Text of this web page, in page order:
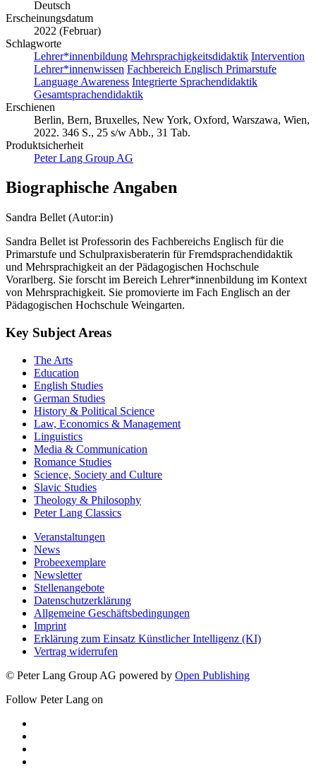
Deutsch
Erscheinungsdatum
2022 (Februar)
Schlagworte
Lehrer*innenbildung Mehrsprachigkeitsdidaktik Intervention
Lehrer*innenwissen Fachbereich Englisch Primarstufe
Language Awareness Integrierte Sprachendidaktik
Gesamtsprachendidaktik
Erschienen
Berlin, Bern, Bruxelles, New York, Oxford, Warszawa, Wien,
2022. 346 S., 25 s/w Abb., 31 Tab.
Produktsicherheit
Peter Lang Group AG
Biographische Angaben
Sandra Bellet (Autor:in)
Sandra Bellet ist Professorin des Fachbereichs Englisch für die
Primarstufe und Schulpraxisberaterin für Fremdsprachendidaktik
und Mehrsprachigkeit an der Pädagogischen Hochschule
Vorarlberg. Sie forscht im Bereich Lehrer*innenbildung im Kontext
von Mehrsprachigkeit. Sie promovierte im Fach Englisch an der
Pädagogischen Hochschule Weingarten.
Key Subject Areas
The Arts
Education
English Studies
German Studies
History & Political Science
Law, Economics & Management
Linguistics
Media & Communication
Romance Studies
Science, Society and Culture
Slavic Studies
Theology & Philosophy
Peter Lang Classics
Veranstaltungen
News
Probeexemplare
Newsletter
Stellenangebote
Datenschutzerklärung
Allgemeine Geschäftsbedingungen
Imprint
Erklärung zum Einsatz Künstlicher Intelligenz (KI)
Vertrag widerrufen
© Peter Lang Group AG powered by Open Publishing
Follow Peter Lang on